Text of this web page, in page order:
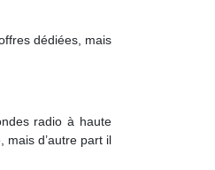
dédiées, mais
radio à haute
mais d’autre part il